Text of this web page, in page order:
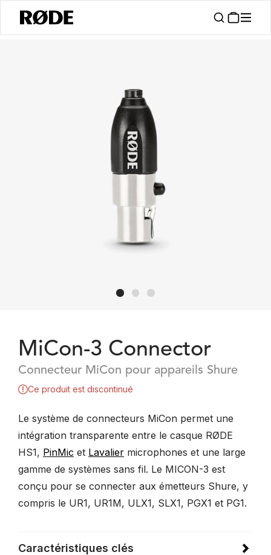
MiCon-3 Connector
Connecteur MiCon pour appareils Shure
Ce produit est discontinué
Le système de connecteurs MiCon permet une
intégration transparente entre le casque RØDE
HS1, PinMic et Lavalier microphones et une large
gamme de systèmes sans fil. Le MICON-3 est
conçu pour se connecter aux émetteurs Shure, y
compris le UR1, UR1M, ULX1, SLX1, PGX1 et PG1.
Caractéristiques clés